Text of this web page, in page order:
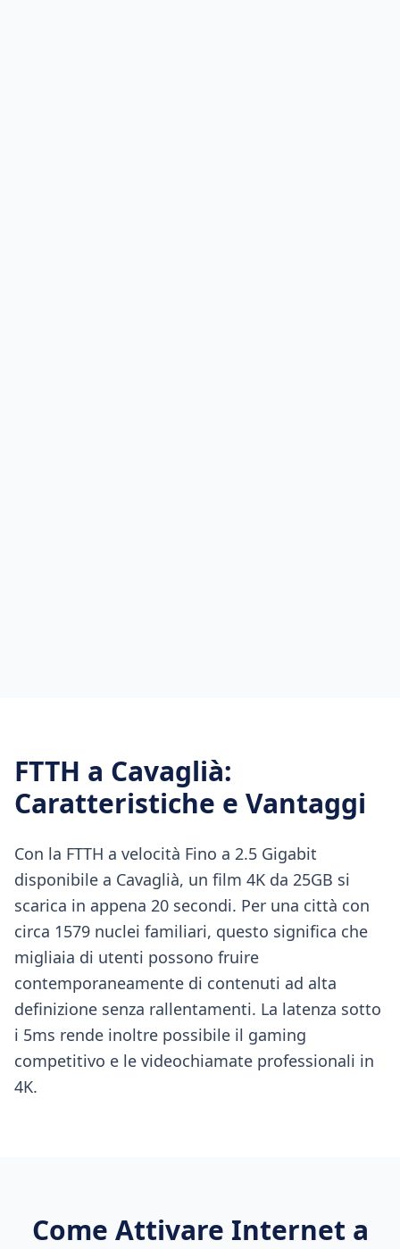
FTTH a Cavaglià:
Caratteristiche e Vantaggi
Con la FTTH a velocità Fino a 2.5 Gigabit
disponibile a Cavaglià, un film 4K da 25GB si
scarica in appena 20 secondi. Per una città con
circa 1579 nuclei familiari, questo significa che
migliaia di utenti possono fruire
contemporaneamente di contenuti ad alta
definizione senza rallentamenti. La latenza sotto
i 5ms rende inoltre possibile il gaming
competitivo e le videochiamate professionali in
4K.
Come Attivare Internet a